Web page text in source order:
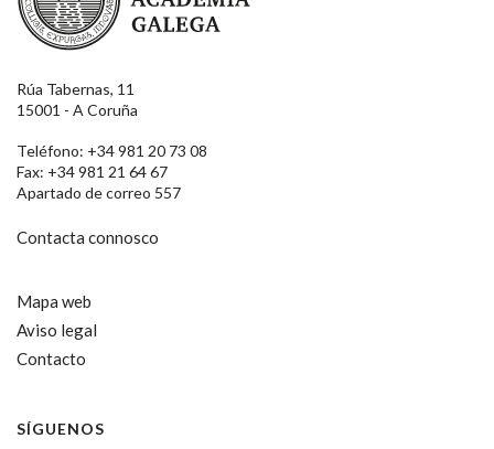
Rúa Tabernas, 11
15001 - A Coruña
Teléfono: +34 981 20 73 08
Fax: +34 981 21 64 67
Apartado de correo 557
Contacta connosco
Mapa web
Aviso legal
Contacto
SÍGUENOS